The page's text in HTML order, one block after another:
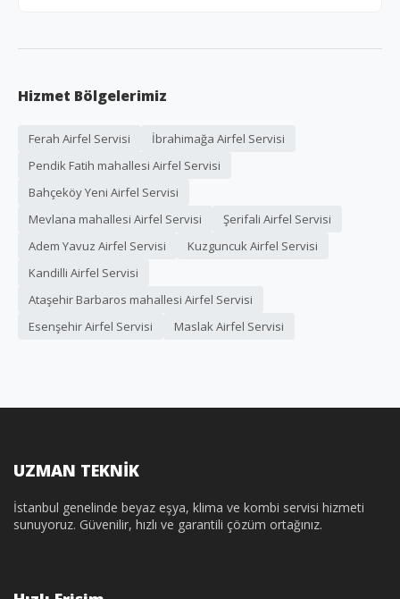
Hizmet Bölgelerimiz
Ferah Airfel Servisi
İbrahimağa Airfel Servisi
Pendik Fatih mahallesi Airfel Servisi
Bahçeköy Yeni Airfel Servisi
Mevlana mahallesi Airfel Servisi
Şerifali Airfel Servisi
Adem Yavuz Airfel Servisi
Kuzguncuk Airfel Servisi
Kandilli Airfel Servisi
Ataşehir Barbaros mahallesi Airfel Servisi
Esenşehir Airfel Servisi
Maslak Airfel Servisi
UZMAN TEKNİK
İstanbul genelinde beyaz eşya, klima ve kombi servisi hizmeti
sunuyoruz. Güvenilir, hızlı ve garantili çözüm ortağınız.